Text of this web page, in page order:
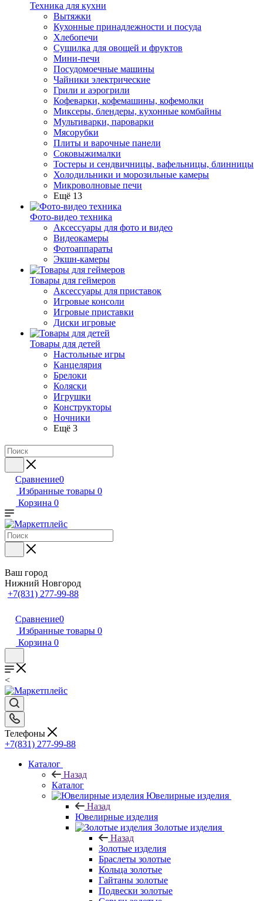
Техника для кухни
Вытяжки
Кухонные принадлежности и посуда
Хлебопечи
Сушилка для овощей и фруктов
Мини-печи
Посудомоечные машины
Чайники электрические
Грили и аэрогрили
Кофеварки, кофемашины, кофемолки
Миксеры, блендеры, кухонные комбайны
Мультиварки, пароварки
Мясорубки
Плиты и варочные панели
Соковыжималки
Тостеры и сендвичницы, вафельницы, блинницы
Холодильники и морозильные камеры
Микроволновые печи
Ещё 13
Фото-видео техника
Аксессуары для фото и видео
Видеокамеры
Фотоаппараты
Экшн-камеры
Товары для геймеров
Аксессуары для приставок
Игровые консоли
Игровые приставки
Диски игровые
Товары для детей
Настольные игры
Канцелярия
Брелоки
Коляски
Игрушки
Конструкторы
Ночники
Ещё 3
Сравнение0
Избранные товары 0
Корзина 0
Ваш город
Нижний Новгород
+7(831) 277-99-88
Сравнение0
Избранные товары 0
Корзина 0
<
Телефоны
+7(831) 277-99-88
Каталог
Назад
Каталог
Ювелирные изделия
Назад
Ювелирные изделия
Золотые изделия
Назад
Золотые изделия
Браслеты золотые
Кольца золотые
Гайтаны золотые
Подвески золотые